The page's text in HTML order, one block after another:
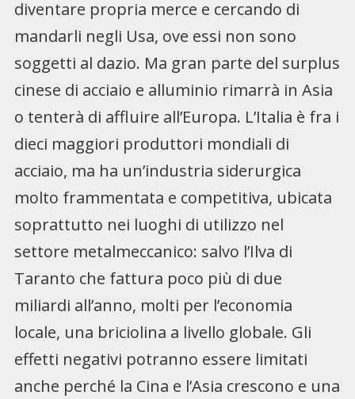
diventare propria merce e cercando di
mandarli negli Usa, ove essi non sono
soggetti al dazio. Ma gran parte del surplus
cinese di acciaio e alluminio rimarrà in Asia
o tenterà di affluire all’Europa. L’Italia è fra i
dieci maggiori produttori mondiali di
acciaio, ma ha un’industria siderurgica
molto frammentata e competitiva, ubicata
soprattutto nei luoghi di utilizzo nel
settore metalmeccanico: salvo l’Ilva di
Taranto che fattura poco più di due
miliardi all’anno, molti per l’economia
locale, una briciolina a livello globale. Gli
effetti negativi potranno essere limitati
anche perché la Cina e l’Asia crescono e una